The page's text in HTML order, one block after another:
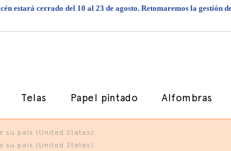
estará cerrado del 10 al 23 de agosto. Retomaremos la gestión
Telas Papel pintado Alfombras
su país (United States).
su país (United States).